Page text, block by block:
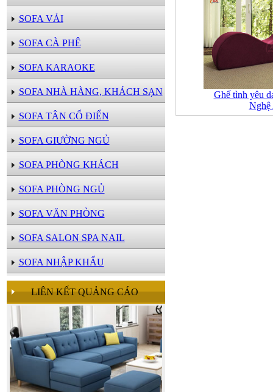
SOFA VẢI
SOFA CÀ PHÊ
SOFA KARAOKE
SOFA NHÀ HÀNG, KHÁCH SẠN
SOFA TÂN CỔ ĐIỂN
SOFA GIƯỜNG NGỦ
SOFA PHÒNG KHÁCH
SOFA PHÒNG NGỦ
SOFA VĂN PHÒNG
SOFA SALON SPA NAIL
SOFA NHẬP KHẨU
LIÊN KẾT QUẢNG CÁO
Ghế tình yêu
Nghệ